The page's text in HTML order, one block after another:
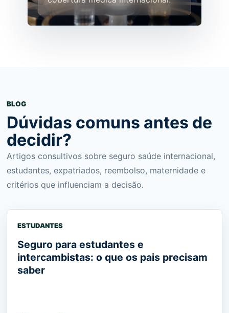
BLOG
Dúvidas comuns antes de
decidir?
Artigos consultivos sobre seguro saúde internacional,
estudantes, expatriados, reembolso, maternidade e
critérios que influenciam a decisão.
ESTUDANTES
Seguro para estudantes e
intercambistas: o que os pais precisam
saber